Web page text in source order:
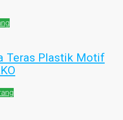
Teras Plastik Motif